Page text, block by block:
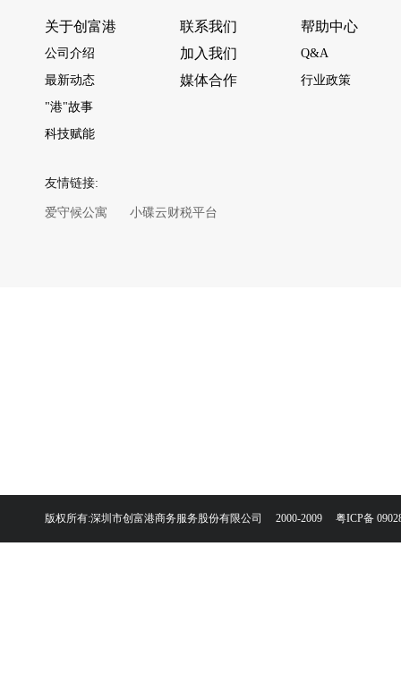
关于创富港
公司介绍
最新动态
"港"故事
科技赋能
联系我们
加入我们
媒体合作
帮助中心
Q&A
行业政策
友情链接:
爱守候公寓 小碟云财税平台
版权所有:深圳市创富港商务服务股份有限公司 2000-2009 粤ICP备